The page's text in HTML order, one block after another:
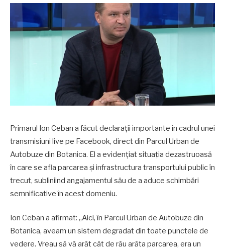
Primarul Ion Ceban a făcut declarații importante în cadrul unei
transmisiuni live pe Facebook, direct din Parcul Urban de
Autobuze din Botanica. El a evidențiat situația dezastruoasă
în care se afla parcarea și infrastructura transportului public în
trecut, subliniind angajamentul său de a aduce schimbări
semnificative în acest domeniu.
Ion Ceban a afirmat: „Aici, în Parcul Urban de Autobuze din
Botanica, aveam un sistem degradat din toate punctele de
vedere. Vreau să vă arăt cât de rău arăta parcarea, era un